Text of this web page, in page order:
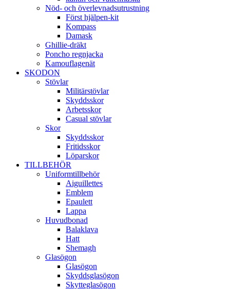
Nöd- och överlevnadsutrustning
Först hjälpen-kit
Kompass
Damask
Ghillie-dräkt
Poncho regnjacka
Kamouflagenät
SKODON
Stövlar
Militärstövlar
Skyddsskor
Arbetsskor
Casual stövlar
Skor
Skyddsskor
Fritidsskor
Löparskor
TILLBEHÖR
Uniformtillbehör
Aiguillettes
Emblem
Epaulett
Lappa
Huvudbonad
Balaklava
Hatt
Shemagh
Glasögon
Glasögon
Skyddsglasögon
Skytteglasögon